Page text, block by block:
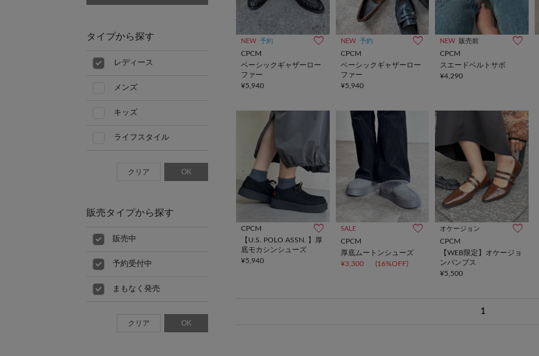
NEW 予約
CPCM
ベーシックギャザーロー
ファー
¥5,940
NEW 予約
CPCM
ベーシックギャザーロー
ファー
¥5,940
NEW 販売前
CPCM
スエードベルトサボ
¥4,290
CPCM
【U.S. POLO ASSN. 】厚
底モカシンシューズ
¥5,940
SALE
CPCM
厚底ムートンシューズ
¥3,300
(16%OFF)
オケージョン
CPCM
【WEB限定】オケージョ
ンパンプス
¥5,500
1
タイプから探す
レディース
メンズ
キッズ
ライフスタイル
クリア OK
販売タイプから探す
販売中
予約受付中
まもなく発売
クリア OK